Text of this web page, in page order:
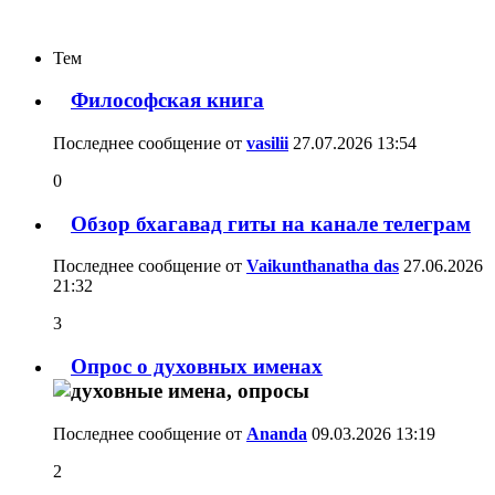
Тем
Философская книга
Последнее сообщение от vasilii 27.07.2026 13:54
0
Обзор бхагавад гиты на канале телеграм
Последнее сообщение от Vaikunthanatha das 27.06.2026
21:32
3
Опрос о духовных именах
Последнее сообщение от Ananda 09.03.2026 13:19
2